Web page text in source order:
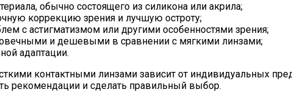
обычно состоящего из силикона или акрила;
коррекцию зрения и лучшую остроту;
с астигматизмом или другими особенностями зрения;
и дешевыми в сравнении с мягкими линзами;
адаптации.
контактными линзами зависит от индивидуальных
рекомендации и сделать правильный выбор.